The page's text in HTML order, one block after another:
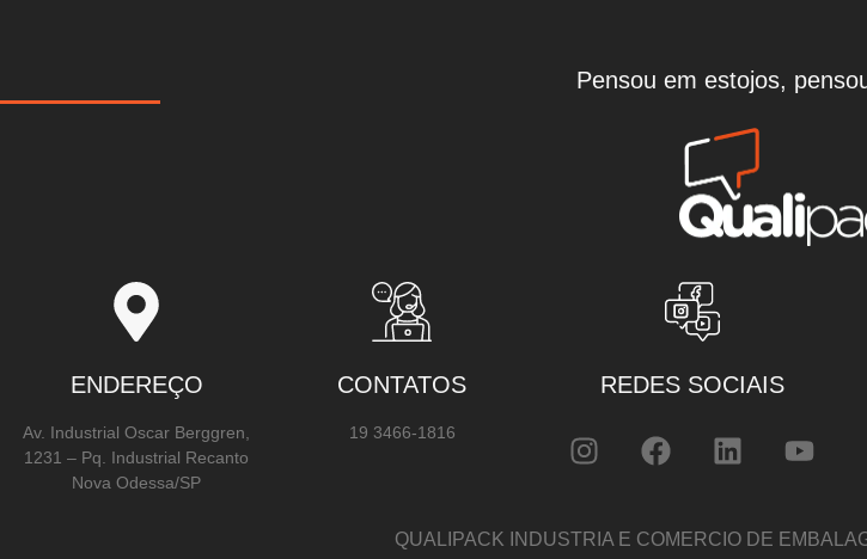
Pensou em estojos,
ENDEREÇO
Av. Industrial Oscar Berggren,
1231 – Pq. Industrial Recanto
Nova Odessa/SP
CONTATOS
19 3466-1816
REDES SOCIAIS
QUALIPACK INDUSTRIA E COMERCIO DE